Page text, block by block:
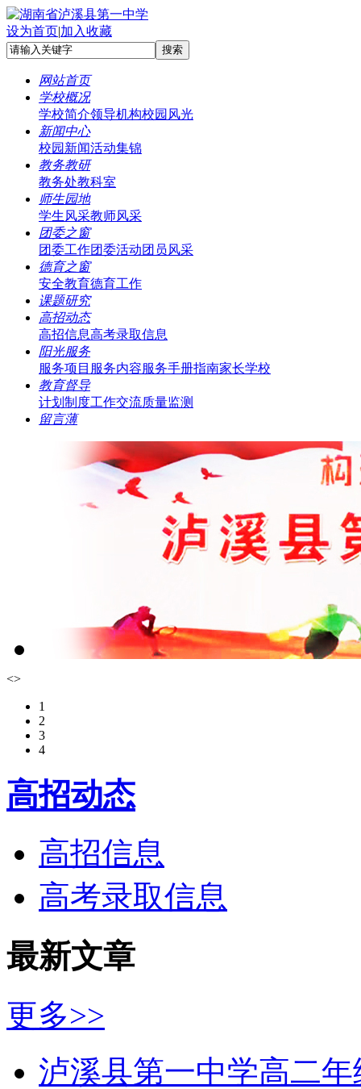
设为首页|加入收藏
网站首页
学校概况
学校简介领导机构校园风光
新闻中心
校园新闻活动集锦
教务教研
教务处教科室
师生园地
学生风采教师风采
团委之窗
团委工作团委活动团员风采
德育之窗
安全教育德育工作
课题研究
高招动态
高招信息高考录取信息
阳光服务
服务项目 服务内容服务手册指南家长学校
教育督导
计划制度工作交流质量监测
留言薄
<>
1
2
3
4
高招动态
高招信息
高考录取信息
最新文章
更多>>
泸溪县第一中学高二